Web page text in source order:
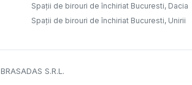
Spații de birouri de închiriat Bucuresti, Dacia
Spații de birouri de închiriat Bucuresti, Unirii
BRASADAS S.R.L.